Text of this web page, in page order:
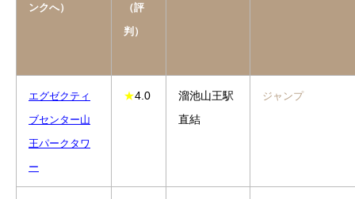
ンクへ）
（評
判）
エグゼクティ
ブセンター山
王パークタワ
ー
★4.0
溜池山王駅
直結
ジャンプ